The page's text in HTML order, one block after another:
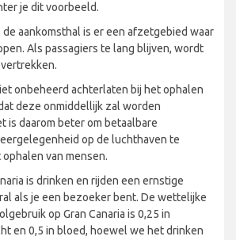
je dit voorbeeld.
de aankomsthal is er een afzetgebied waar
Als passagiers te lang blijven, wordt
onbeheerd achterlaten bij het ophalen
deze onmiddellijk zal worden
is daarom beter om betaalbare
op de luchthaven te
van mensen.
is drinken en rijden een ernstige
als je een bezoeker bent. De wettelijke
op Gran Canaria is 0,25 in
en 0,5 in bloed, hoewel we het drinken